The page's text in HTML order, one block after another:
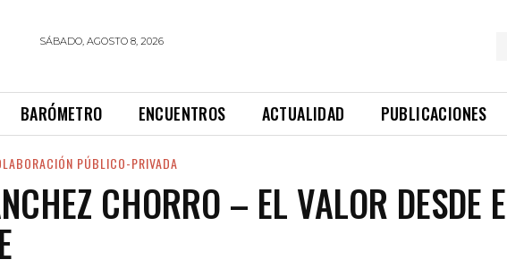
SÁBADO, AGOSTO 8, 2026
BARÓMETRO ENCUENTROS ACTUALIDAD PUBLICACIONES
PÚBLICO-PRIVADA
CHORRO – EL VALOR DESDE